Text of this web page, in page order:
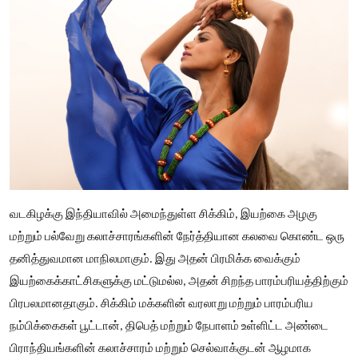
வடகிழக்கு இந்தியாவில் அமைந்துள்ள சிக்கிம், இயற்கை அழகு
மற்றும் பல்வேறு கலாச்சாரங்களின் நேர்த்தியான கலவை கொண்ட ஒரு
தனித்துவமான மாநிலமாகும். இது அதன் பிரமிக்க வைக்கும்
இயற்கைக்காட்சிகளுக்கு மட்டுமல்ல, அதன் சிறந்த பாரம்பரியத்திற்கும்
பிரபலமானதாகும். சிக்கிம் மக்களின் வரலாறு மற்றும் பாரம்பரிய
நம்பிக்கைகள் பூட்டான், திபெத் மற்றும் நேபாளம் உள்ளிட்ட அண்டை
பிராந்தியங்களின் கலாச்சாரம் மற்றும் செல்வாக்குடன் ஆழமாக